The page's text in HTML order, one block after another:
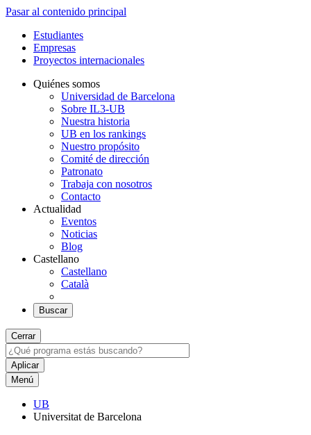
Pasar al contenido principal
Estudiantes
Empresas
Proyectos internacionales
Quiénes somos
Universidad de Barcelona
Sobre IL3-UB
Nuestra historia
UB en los rankings
Nuestro propósito
Comité de dirección
Patronato
Trabaja con nosotros
Contacto
Actualidad
Eventos
Noticias
Blog
Castellano
Castellano
Català
Buscar
Cerrar
Menú
UB
Universitat de Barcelona